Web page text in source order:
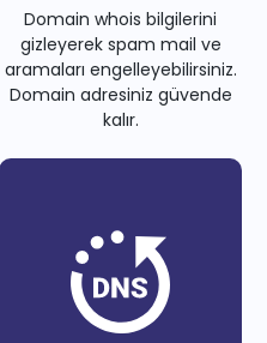
Domain whois bilgilerini
gizleyerek spam mail ve
aramaları engelleyebilirsiniz.
Domain adresiniz güvende
kalır.